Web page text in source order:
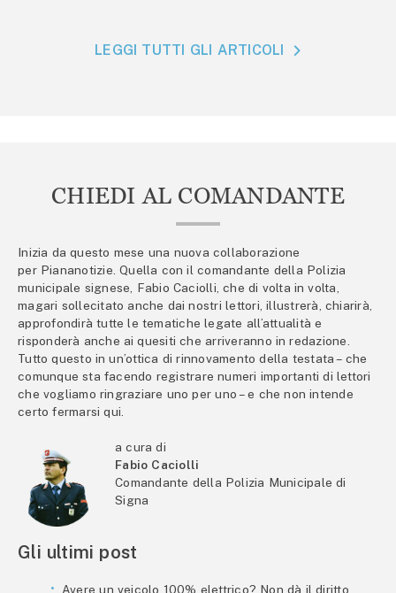
LEGGI TUTTI GLI ARTICOLI
CHIEDI AL COMANDANTE
Inizia da questo mese una nuova collaborazione
per Piananotizie. Quella con il comandante della Polizia
municipale signese, Fabio Caciolli, che di volta in volta,
magari sollecitato anche dai nostri lettori, illustrerà, chiarirà,
approfondirà tutte le tematiche legate all’attualità e
risponderà anche ai quesiti che arriveranno in redazione.
Tutto questo in un’ottica di rinnovamento della testata – che
comunque sta facendo registrare numeri importanti di lettori
che vogliamo ringraziare uno per uno – e che non intende
certo fermarsi qui.
a cura di
Fabio Caciolli
Comandante della Polizia Municipale di
Signa
Gli ultimi post
Avere un veicolo 100% elettrico? Non dà il diritto